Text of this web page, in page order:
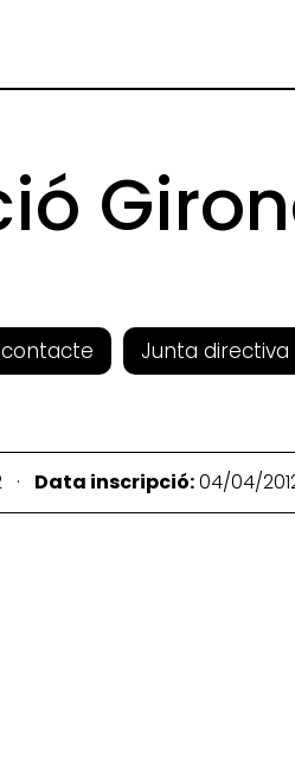
Junta directiva
· Data inscripció:04/04/